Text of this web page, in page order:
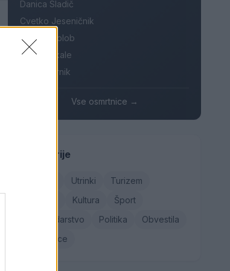
Danica Sladič
Cvetko Jeseničnik
Branko Golob
Roman Skale
Ivana Mernik
Vse osmrtnice →
Kategorije
Utrinki
Turizem
Kultura
Šport
Gospodarstvo
Politika
Obvestila
Osmrtnice